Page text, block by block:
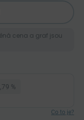
cena a graf jsou
%
Co to je?